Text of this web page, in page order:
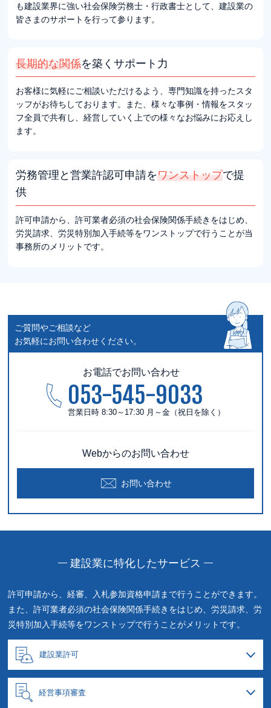
も建設業界に強い社会保険労務士・行政書士として、建設業の
皆さまのサポートを行って参ります。
長期的な関係を築くサポート力
お客様に気軽にご相談いただけるよう、専門知識を持ったスタ
ッフがお待ちしております。また、様々な事例・情報をスタッ
フ全員で共有し、経営していく上での様々なお悩みにお応えし
ます。
労務管理と営業許認可申請をワンストップで提
供
許可申請から、許可業者必須の社会保険関係手続きをはじめ、
労災請求、労災特別加入手続等をワンストップで行うことが当
事務所のメリットです。
ご質問やご相談など
お気軽にお問い合わせください。
お電話でお問い合わせ
053-545-9033
営業日時 8:30～17:30 月～金（祝日を除く）
Webからのお問い合わせ
お問い合わせ
建設業に特化したサービス
許可申請から、経審、入札参加資格申請まで行うことができます。
また、許可業者必須の社会保険関係手続きをはじめ、労災請求、労
災特別加入手続等をワンストップで行うことがメリットです。
建設業許可
経営事項審査